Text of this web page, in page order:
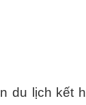
du lịch kết